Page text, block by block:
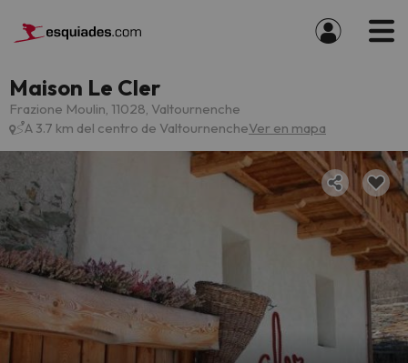
Maison Le Cler
Frazione Moulin, 11028, Valtournenche
A 3.7 km del centro de ValtournencheVer en mapa